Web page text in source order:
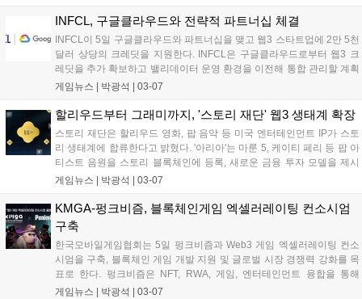
셀라 네트워크 토큰 AXL 상장지수펀드 출시를 위해 SEC에 서류를 제출
했다....
INFCL, 구글클라우드와 전략적 파트너십 체결
INFCL이 5일 구글클라우드와 파트너십을 맺고 웹3 스타트업에 2만 5천
달러 상당의 크레딧을 지원한다. INFCL은 구글클라우드로부터 웹3 크
레딧을 추가 확보하고 밸리데이터 운영 환경을 이전해 통합 관리할 계획
이다. 구글클라우드는 블록체인 노드 인프라, 컴퓨팅 파워, 보안 솔루션
최했으며, 네트워킹 이벤트도 진행할 예정이다....
게임뉴스 | 박광석 03-07
할리우드부터 그래미까지, '스토리 재단' 웹3 생태계 확장
스토리 재단은 할리우드 영화, 팝 음악 등 미국 엔터테인먼트 IP가 스토
리 생태계에 합류한다고 밝혔다. '아리아'는 마룬 5, 케이티 페리 등 팝 아
티스트 음원을 스토리 블록체인에 등록, 새로운 금융 투자 모델을 제시
한다. 'STR8FIRE'는 다큐멘터리 '발리스틱스' IP를 추가, 수익화 모델을
SF 프랜차이즈 IP '이머전스'를 구축, IP 마켓플레이스로 확장하고 있
다....
게임뉴스 | 박광석 03-07
KMGA-펑크비즘, 블록체인게임 엑셀러레이팅 컨소시엄
구축
한국모바일게임협회는 5일 펑크비즘과 Web3 게임 엑셀러레이팅 컨소
시엄을 구축, 블록체인 게임 개발 지원 및 글로벌 시장 경쟁력 강화를 목
표로 한다. 펑크비즘은 NFT, RWA, 게임, 엔터테인먼트 융합을 통해
Web3.0 시대 비즈니스 모델을 개발하는 기업이다. 컨소시엄은 블록체
게임뉴스 | 박광석 03-07